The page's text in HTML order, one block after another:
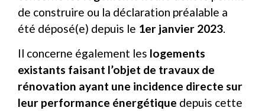
de construire ou la déclaration préalable a
été déposé(e) depuis le 1er janvier 2023.
Il concerne également les logements
existants faisant l’objet de travaux de
rénovation ayant une incidence directe sur
leur performance énergétique depuis cette